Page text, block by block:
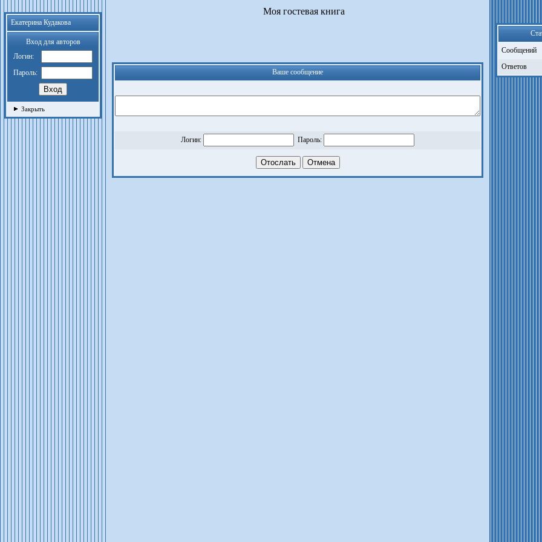
Моя гостевая книга
Ваше сообщение
Логин: Пароль:
Екатерина Кудакова
Вход для авторов
Логин:
Пароль:
Закрыть
Сообщений
Ответов